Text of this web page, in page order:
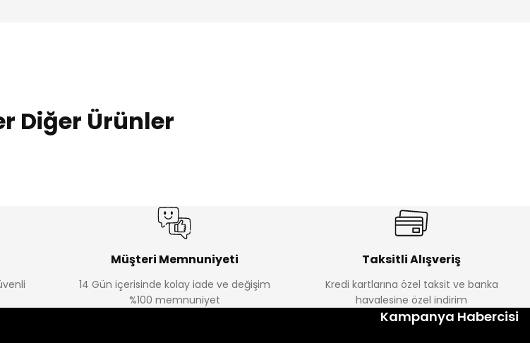
Diğer Ürünler
Navi Kız Çocuk Kot Pantolon Melra Kız Çocuk Kot Pantolon
%22 %22
Koren Kız Çocuk ve Bebek Tayt
Müşteri Memnuniyeti
14 Gün içerisinde kolay iade ve değişim
%100 memnuniyet
Taksitli Alışveriş
Kredi kartlarına özel taksit ve banka
havalesine özel indirim
Kampanya Habercisi